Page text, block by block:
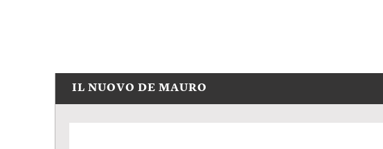
IL NUOVO DE MAURO